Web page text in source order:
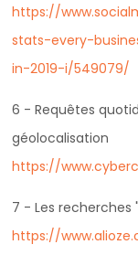
https://
stats-every-
in-2019-i/549079/
6 - Requêtes
géolocalisation
https://
7 - Les recherches
https://